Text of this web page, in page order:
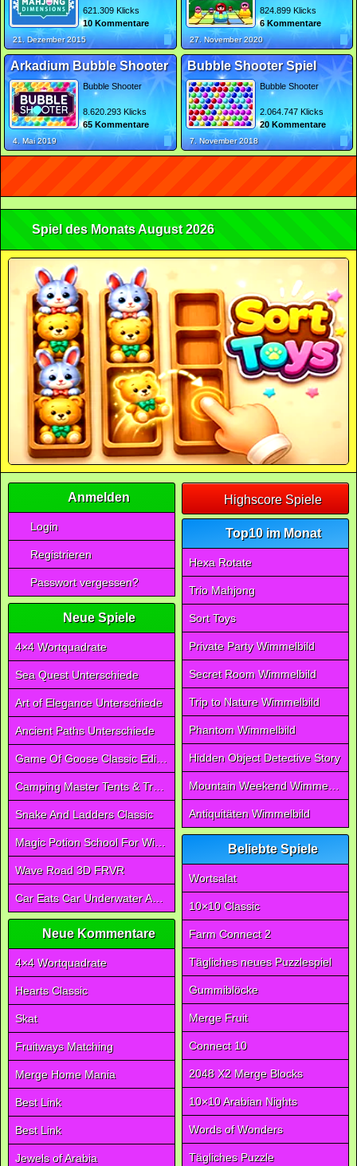
621.309 Klicks
10 Kommentare
21. Dezember 2015
824.899 Klicks
6 Kommentare
27. November 2020
Arkadium Bubble Shooter
Bubble Shooter
8.620.293 Klicks
65 Kommentare
4. Mai 2019
Bubble Shooter Spiel
Bubble Shooter
2.064.747 Klicks
20 Kommentare
7. November 2018
Spiel des Monats August 2026
Anmelden
Login
Registrieren
Passwort vergessen?
Neue Spiele
4×4 Wortquadrate
Sea Quest Unterschiede
Art of Elegance Unterschiede
Ancient Paths Unterschiede
Game Of Goose Classic Edition
Camping Master Tents & Trees
Snake And Ladders Classic
Magic Potion School For Witch
Wave Road 3D FRVR
Car Eats Car Underwater Adventure FRVR
Neue Kommentare
4×4 Wortquadrate
Hearts Classic
Skat
Fruitways Matching
Merge Home Mania
Best Link
Best Link
Jewels of Arabia
Highscore Spiele
Top10 im Monat
Hexa Rotate
Trio Mahjong
Sort Toys
Private Party Wimmelbild
Secret Room Wimmelbild
Trip to Nature Wimmelbild
Phantom Wimmelbild
Hidden Object Detective Story
Mountain Weekend Wimmelbild
Antiquitäten Wimmelbild
Beliebte Spiele
Wortsalat
10×10 Classic
Farm Connect 2
Tägliches neues Puzzlespiel
Gummiblöcke
Merge Fruit
Connect 10
2048 X2 Merge Blocks
10×10 Arabian Nights
Words of Wonders
Tägliches Puzzle